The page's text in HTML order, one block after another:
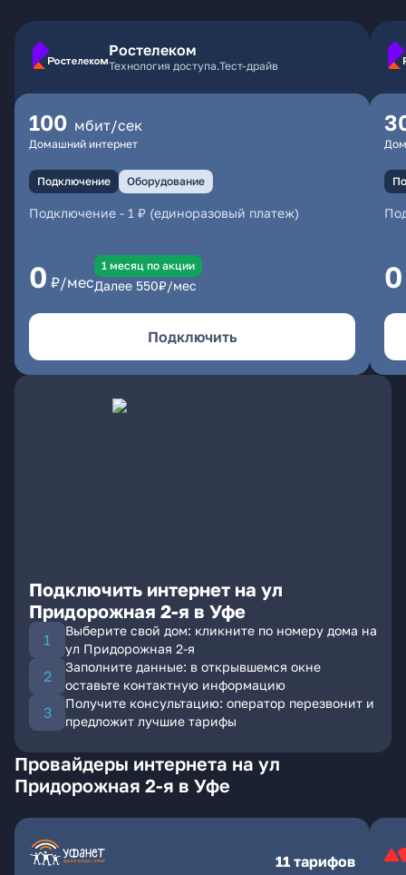
Ростелеком
Технология доступа.Тест-драйв
100 мбит/сек
Домашний интернет
Подключение Оборудование
Подключение - 1 ₽ (единоразовый платеж)
0 ₽/мес
1 месяц по акции
Далее 550₽/мес
Подключить
0
Подключить интернет на ул
Придорожная 2-я в Уфе
Выберите свой дом: кликните по номеру дома на
ул Придорожная 2-я
Заполните данные: в открывшемся окне
оставьте контактную информацию
Получите консультацию: оператор перезвонит и
предложит лучшие тарифы
Провайдеры интернета на ул
Придорожная 2-я в Уфе
11 тарифов